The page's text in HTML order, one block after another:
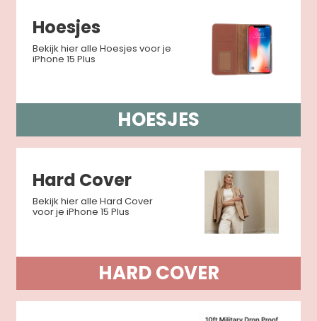
Hoesjes
Bekijk hier alle Hoesjes voor je
iPhone 15 Plus
HOESJES
Hard Cover
Bekijk hier alle Hard Cover
voor je iPhone 15 Plus
HARD COVER